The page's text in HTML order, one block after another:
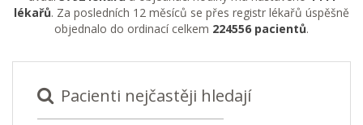
lékařů. Za posledních 12 měsíců se přes registr lékařů úspěšně
objednalo do ordinací celkem 224556 pacientů.
Pacienti nejčastěji hledají